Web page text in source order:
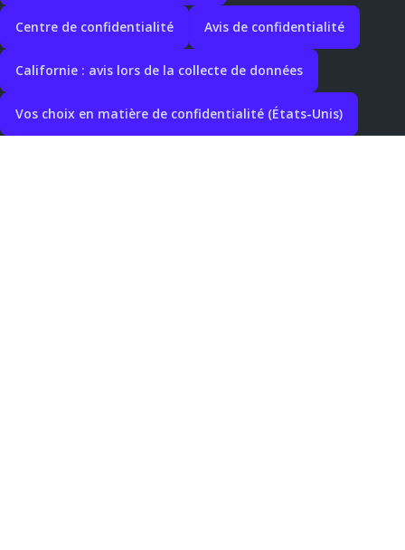
Centre de confidentialité Avis de confidentialité
Californie : avis lors de la collecte de données
Vos choix en matière de confidentialité (États-Unis)